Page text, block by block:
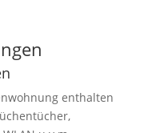
enthalten